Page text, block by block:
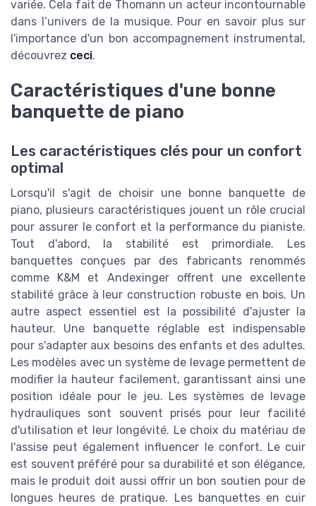
variée. Cela fait de Thomann un acteur incontournable
dans l’univers de la musique. Pour en savoir plus sur
l'importance d'un bon accompagnement instrumental,
découvrez ceci.
Caractéristiques d'une bonne
banquette de piano
Les caractéristiques clés pour un confort
optimal
Lorsqu'il s'agit de choisir une bonne banquette de
piano, plusieurs caractéristiques jouent un rôle crucial
pour assurer le confort et la performance du pianiste.
Tout d'abord, la stabilité est primordiale. Les
banquettes conçues par des fabricants renommés
comme K&M et Andexinger offrent une excellente
stabilité grâce à leur construction robuste en bois. Un
autre aspect essentiel est la possibilité d'ajuster la
hauteur. Une banquette réglable est indispensable
pour s'adapter aux besoins des enfants et des adultes.
Les modèles avec un système de levage permettent de
modifier la hauteur facilement, garantissant ainsi une
position idéale pour le jeu. Les systèmes de levage
hydrauliques sont souvent prisés pour leur facilité
d'utilisation et leur longévité. Le choix du matériau de
l'assise peut également influencer le confort. Le cuir
est souvent préféré pour sa durabilité et son élégance,
mais le produit doit aussi offrir un bon soutien pour de
longues heures de pratique. Les banquettes en cuir